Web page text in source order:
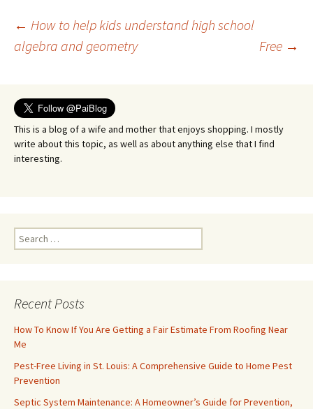
Post
← How to help kids understand high school
algebra and geometry
Free →
This is a blog of a wife and mother that enjoys shopping. I mostly
write about this topic, as well as about anything else that I find
interesting.
Search
for:
Recent Posts
How To Know If You Are Getting a Fair Estimate From Roofing Near
Me
Pest-Free Living in St. Louis: A Comprehensive Guide to Home Pest
Prevention
Septic System Maintenance: A Homeowner’s Guide for Prevention,